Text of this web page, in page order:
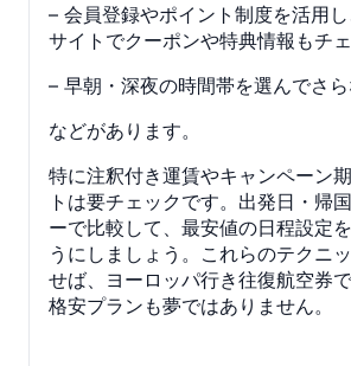
– 会員登録やポイント制度を活用
サイトでクーポンや特典情報もチ
– 早朝・深夜の時間帯を選んでさ
などがあります。
特に注釈付き運賃やキャンペーン
トは要チェックです。出発日・帰
ーで比較して、最安値の日程設定
うにしましょう。これらのテクニ
せば、ヨーロッパ行き往復航空券
格安プランも夢ではありません。